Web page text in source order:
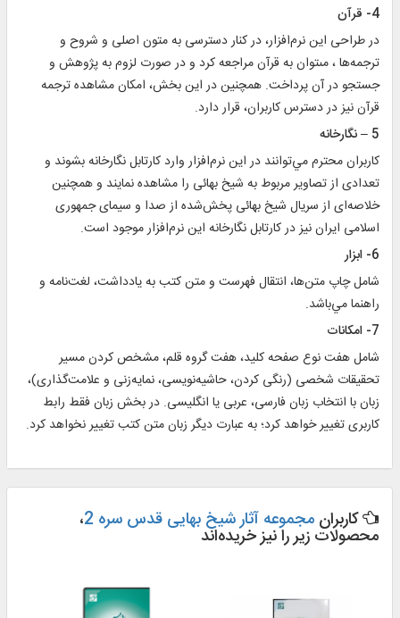
4- قرآن
در طراحى اين نرم‌افزار، در كنار دسترسى به متون اصلى و شروح و
ترجمه‌ها ، مى‏توان به قرآن مراجعه کرد و در صورت لزوم به پژوهش و
جستجو در آن پرداخت. همچنين در اين بخش، امكان مشاهده ترجمه
قرآن نيز در دسترس كاربران، قرار دارد.‏
5 – نگارخانه
کاربران محترم مي‌توانند در اين نرم‌افزار وارد کارتابل نگارخانه بشوند و
تعدادی از تصاوير مربوط به شيخ بهائی را مشاهده نمايند و همچنين
خلاصه‌ای از سريال شيخ بهائی پخش‌شده از صدا و سيمای جمهوری
اسلامی ايران نيز در کارتابل نگارخانه اين نرم‌افزار موجود است.‏
6- ابزار
شامل چاپ متن‌ها، انتقال فهرست و متن كتب به يادداشت، لغت‌نامه و
راهنما مي‌باشد.
7- امكانات
شامل هفت نوع صفحه كليد، هفت گروه قلم‏، مشخص كردن مسير
تحقيقات شخصى (رنگى كردن، حاشيه‌نويسى، نمايه‌زنى و علامت‌گذارى)،
زبان با انتخاب زبان فارسى، عربى يا انگليسى. در بخش زبان فقط رابط
كاربرى تغيير خواهد كرد؛ به عبارت ديگر زبان متن كتب تغيير نخواهد كرد.
کاربران مجموعه آثار شیخ بهایی قدس سره 2 ،
محصولات زیر را نیز خریده‌اند